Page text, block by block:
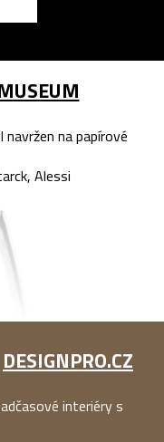
na papírové
Alessi
DESIGNPRO.CZ
interiéry s